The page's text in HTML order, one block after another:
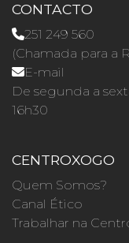
CONTACTO
251 249 560
(Chamada para a
E-mail
De segunda a
16h30
CENTROXOGO
Quem Somos?
Canal Ético
Trabalhar na